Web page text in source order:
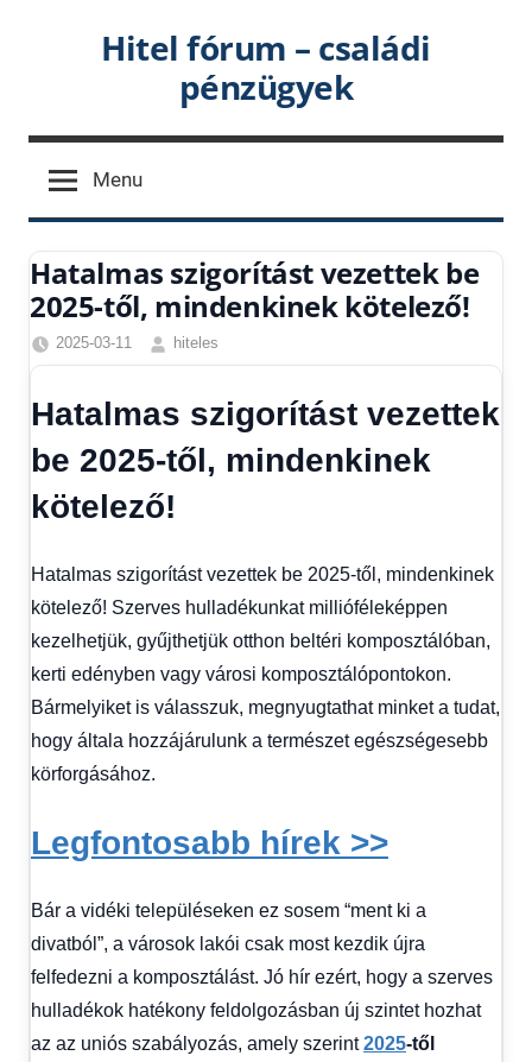
Hitel fórum – családi
pénzügyek
Menu
Hatalmas szigorítást vezettek be
2025-től, mindenkinek kötelező!
2025-03-11
hiteles
Friss
Hírek
kézből
Hatalmas szigorítást vezettek
be 2025-től, mindenkinek
kötelező!
Hatalmas szigorítást vezettek be 2025-től, mindenkinek
kötelező! Szerves hulladékunkat millióféleképpen
kezelhetjük, gyűjthetjük otthon beltéri komposztálóban,
kerti edényben vagy városi komposztálópontokon.
Bármelyiket is válasszuk, megnyugtathat minket a tudat,
hogy általa hozzájárulunk a természet egészségesebb
körforgásához.
Legfontosabb hírek >>
Bár a vidéki településeken ez sosem “ment ki a
divatból”, a városok lakói csak most kezdik újra
felfedezni a komposztálást. Jó hír ezért, hogy a szerves
hulladékok hatékony feldolgozásban új szintet hozhat
az az uniós szabályozás, amely szerint2025-től